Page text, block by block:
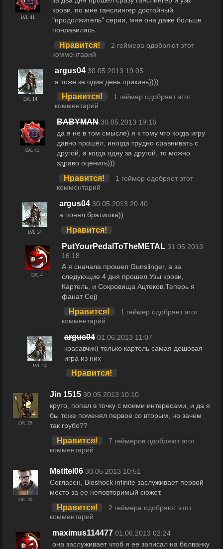
LVL 41
крови, по мне ганслингер достойный
"продолжитель" серии, мне она даже больше
понравилась
Нравится!
2 геймера одобряют этот
комментарий
LVL 14
argus04 30.05.2013 19:05
я тоже за один день прикинь))))
Нравится!
1 геймер одобряет этот
комментарий
LVL 41
BABYMAN 30.05.2013 19:16
да я не в том смысле) я к тому что когда игру
давно прошёл, иногда трудно сравнивать с
другой, а когда одну за другой, то можно
здраво оценить)))
Нравится!
1 геймер одобряет этот
комментарий
LVL 14
argus04 30.05.2013 20:40
а понял братишка))
Нравится!
LVL 4
PutYourPedalToTheMETAL 31.05.2013
16:18
А я сначала прошел Gunslinger, а за
следующие 4 дня прошел Узы крови,
Картель, и Сокровища Ацтеков.Теперь я
фанат Coj)
Нравится!
1 геймер одобряет этот
комментарий
LVL 14
argus04 01.06.2013 11:07
красавчик) только картель самая дешовая
игра из них
Нравится!
LVL 25
Jin 1515 30.05.2013 10:10
круто, попал в точку с моими интересами, и да я
бы тоже поменял первое со вторым, но зачем
так грубо??
Нравится!
7 геймеров одобряют этот
комментарий
LVL 20
Mstitel06 30.05.2013 10:51
Согласен, Bioshock infinite заслуживает первой
место за ее неповторимый сюжет.
Нравится!
2 геймера одобряют этот
комментарий
maximus114477 01.06.2013 02:24
она заслуживает чтоб я ее записал на болванку